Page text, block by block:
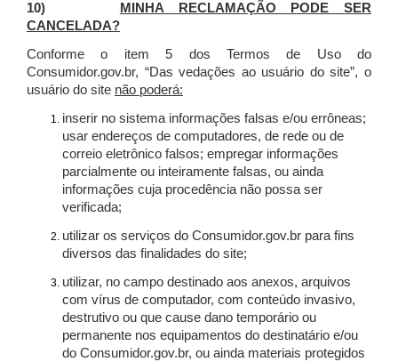
10)
MINHA RECLAMAÇÃO PODE SER
CANCELADA?
Conforme o item 5 dos Termos de Uso do
Consumidor.gov.br, “Das vedações ao usuário do site”, o
usuário do site não poderá:
inserir no sistema informações falsas e/ou errôneas;
usar endereços de computadores, de rede ou de
correio eletrônico falsos; empregar informações
parcialmente ou inteiramente falsas, ou ainda
informações cuja procedência não possa ser
verificada;
utilizar os serviços do Consumidor.gov.br para fins
diversos das finalidades do site;
utilizar, no campo destinado aos anexos, arquivos
com vírus de computador, com conteúdo invasivo,
destrutivo ou que cause dano temporário ou
permanente nos equipamentos do destinatário e/ou
do Consumidor.gov.br, ou ainda materiais protegidos